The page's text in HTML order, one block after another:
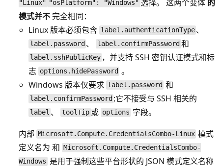
"Linux" "osPlatform": "Windows" 选择。 这两个变体 的
模式并不完全相同：
Linux 版本必须包含 label.authenticationType 、
label.password 、 label.confirmPassword 和
label.sshPublicKey ，并支持 SSH 密钥认证模式和标
志 options.hidePassword 。
Windows 版本仅要求 label.password 和
label.confirmPassword ;它不接受与 SSH 相关的
label 、 toolTip 或 options 字段。
内部 Microsoft.Compute.CredentialsCombo-Linux 模式
定义名为 和 Microsoft.Compute.CredentialsCombo-
Windows 是用于强制这些平台形状的 JSON 模式定义名称